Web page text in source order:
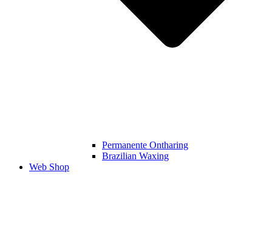
Permanente Ontharing​
Brazilian Waxing
Web Shop